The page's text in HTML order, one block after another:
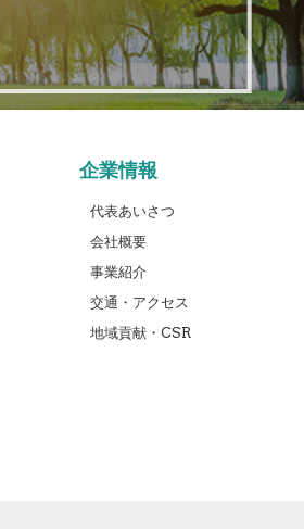
企業情報
代表あいさつ
会社概要
事業紹介
交通・アクセス
地域貢献・CSR